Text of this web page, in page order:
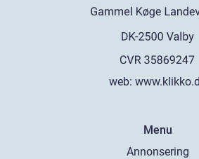
web:
Menu
Annonsering